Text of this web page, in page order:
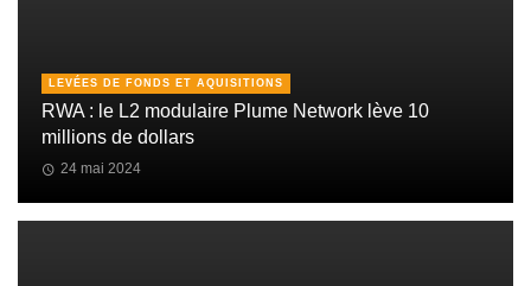
LEVÉES DE FONDS ET AQUISITIONS
RWA : le L2 modulaire Plume Network lève 10
millions de dollars
24 mai 2024